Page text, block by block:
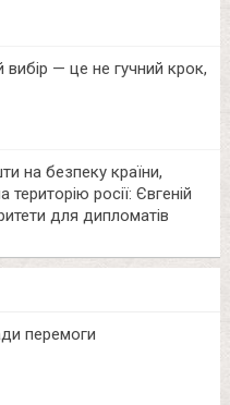
вибір — це не гучний крок,
на безпеку країни,
територію росії: Євгеній
для дипломатів
перемоги